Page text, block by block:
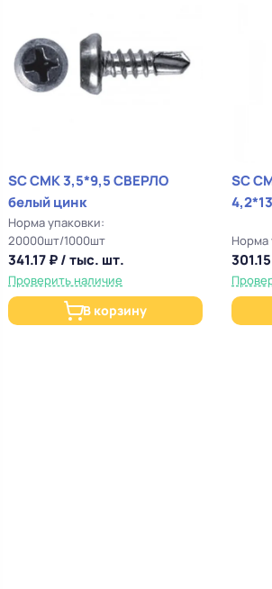
SC СМК 3,5*9,5 СВЕРЛО
белый цинк
Норма упаковки:
20000шт/1000шт
341.17 ₽ / тыс. шт.
Проверить наличие
В корзину
SC
4,2*13
Норма